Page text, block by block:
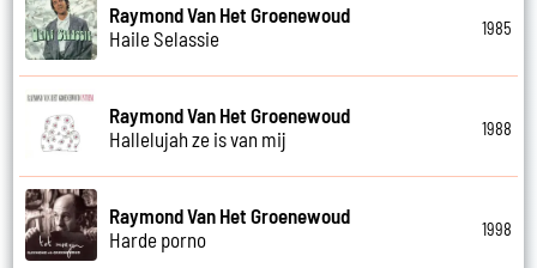
Raymond Van Het Groenewoud
Haile Selassie
1985
Raymond Van Het Groenewoud
Hallelujah ze is van mij
1988
Raymond Van Het Groenewoud
Harde porno
1998